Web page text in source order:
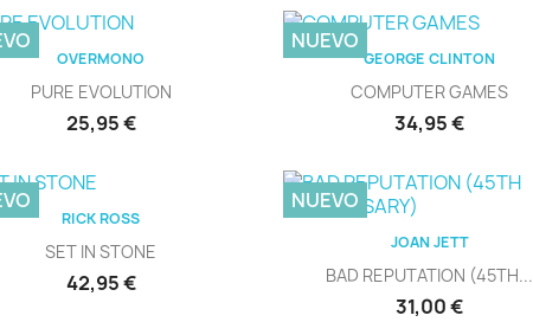
Vista rápida
OVERMONO
PURE EVOLUTION
Precio
25,95 €
Vista rápida
GEORGE CLINTON
COMPUTER GAMES
Precio
34,95 €
NUEVO
 Vista rápida
RICK ROSS
SET IN STONE
Precio
42,95 €
Vista rápida
JOAN JETT
BAD REPUTATION (45TH...
Precio
31,00 €
NUEVO